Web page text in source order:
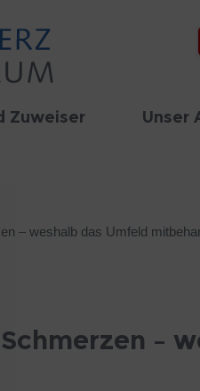
Zuweiser Unser
– weshalb das Umfeld
–